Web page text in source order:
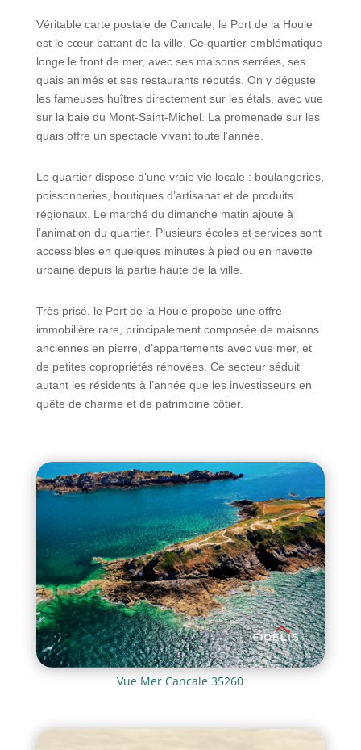
Véritable carte postale de Cancale, le Port de la Houle
est le cœur battant de la ville. Ce quartier emblématique
longe le front de mer, avec ses maisons serrées, ses
quais animés et ses restaurants réputés. On y déguste
les fameuses huîtres directement sur les étals, avec vue
sur la baie du Mont-Saint-Michel. La promenade sur les
quais offre un spectacle vivant toute l’année.
Le quartier dispose d’une vraie vie locale : boulangeries,
poissonneries, boutiques d’artisanat et de produits
régionaux. Le marché du dimanche matin ajoute à
l’animation du quartier. Plusieurs écoles et services sont
accessibles en quelques minutes à pied ou en navette
urbaine depuis la partie haute de la ville.
Très prisé, le Port de la Houle propose une offre
immobilière rare, principalement composée de maisons
anciennes en pierre, d’appartements avec vue mer, et
de petites copropriétés rénovées. Ce secteur séduit
autant les résidents à l’année que les investisseurs en
quête de charme et de patrimoine côtier.
Vue Mer Cancale 35260